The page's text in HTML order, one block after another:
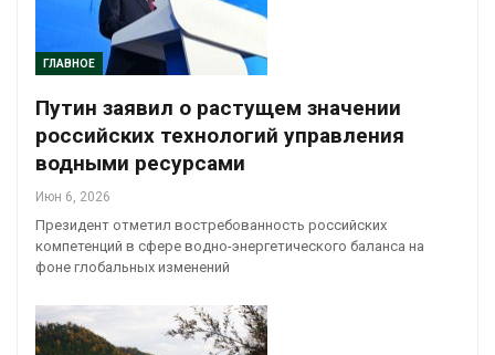
ГЛАВНОЕ
Путин заявил о растущем значении
российских технологий управления
водными ресурсами
Июн 6, 2026
Президент отметил востребованность российских
компетенций в сфере водно-энергетического баланса на
фоне глобальных изменений